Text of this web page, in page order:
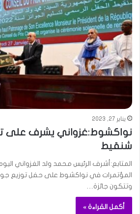
يناير 27, 2023
نواكشوط:غزواني يشرف على
شنقيط
المتابع:أشرف الرئيس محمد ولد الغزواني
وتتكون جائزة…
أكمل القراءة »